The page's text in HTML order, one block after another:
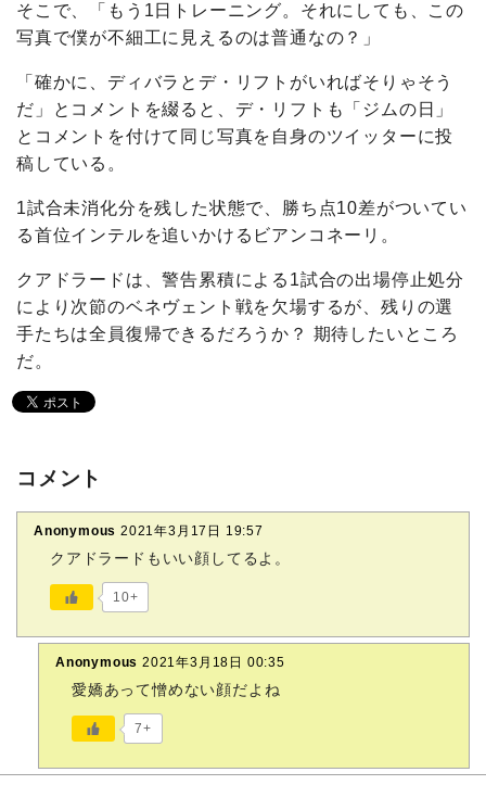
そこで、「もう1日トレーニング。それにしても、この
写真で僕が不細工に見えるのは普通なの？」
「確かに、ディバラとデ・リフトがいればそりゃそう
だ」とコメントを綴ると、デ・リフトも「ジムの日」
とコメントを付けて同じ写真を自身のツイッターに投
稿している。
1試合未消化分を残した状態で、勝ち点10差がついてい
る首位インテルを追いかけるビアンコネーリ。
クアドラードは、警告累積による 1試合の出場停止処分
により次節のベネヴェント戦を欠場するが、残りの選
手たちは全員復帰できるだろうか？ 期待したいところ
だ。
コメント
Anonymous 2021年3月17日 19:57
クアドラードもいい顔してるよ。
10+
Anonymous 2021年3月18日 00:35
愛嬌あって憎めない顔だよね
7+